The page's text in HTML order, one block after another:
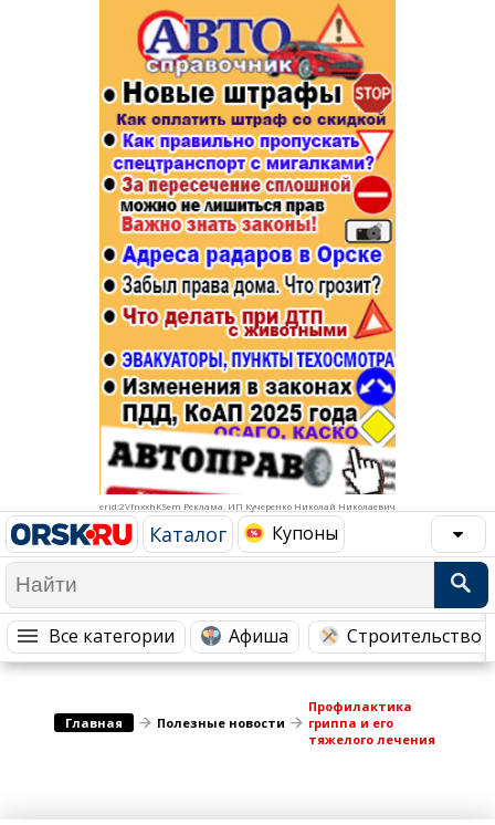
erid:2VfnxxhKSem Реклама. ИП Кучеренко Николай Николаевич
Каталог Купоны
Все категории Афиша Строительство
Афиша
Строительство и ремонт
Авто и мото
Рестораны, кафе, бары
Спорт Фитнес
Недвижимость
Красота Косметология
Медицина Здоровье
Путешествия, Туризм
Гостиницы
Образование
Бытовые услуги
Телекоммуникации и связь
Торговля
Бизнес и финансы
Юристы, Экспертиза, Страхование
Ремонт
Социальные организации
Это интересно
Администрация
Промышленность
Сельское хозяйство
Ветеринария, Зоотовары
Курьерская служба, Службы до...
Купоны
Популярное →
Строительство и ремонт
Главная Полезные новости
Профилактика
гриппа и его
тяжелого лечения